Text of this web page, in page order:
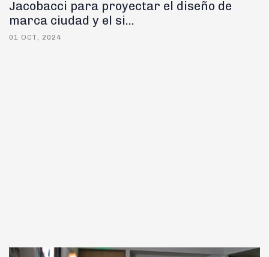
Jacobacci para proyectar el diseño de
marca ciudad y el si...
01 OCT, 2024